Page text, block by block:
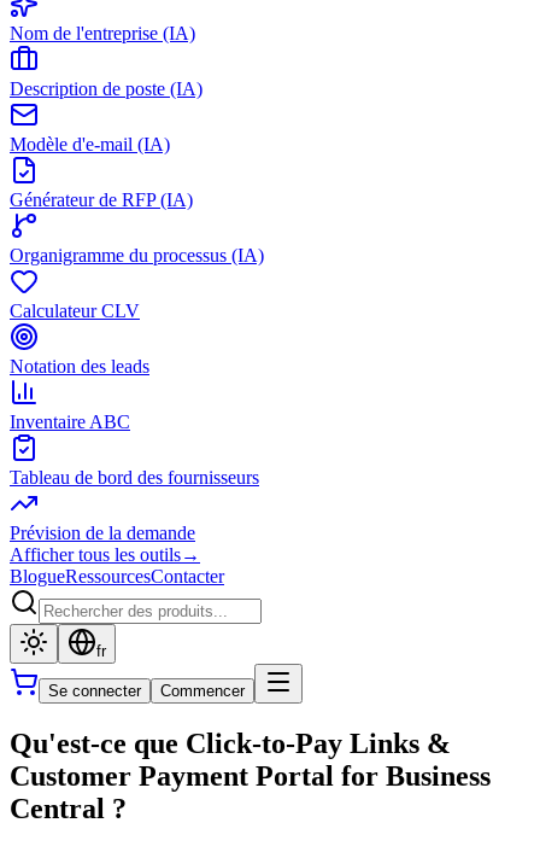
Nom de l'entreprise (IA)
Description de poste (IA)
Modèle d'e-mail (IA)
Générateur de RFP (IA)
Organigramme du processus (IA)
Calculateur CLV
Notation des leads
Inventaire ABC
Tableau de bord des fournisseurs
Prévision de la demande
Afficher tous les outils→
BlogueRessourcesContacter
fr
Se connecter Commencer
Qu'est-ce que Click-to-Pay Links &
Customer Payment Portal for Business
Central ?